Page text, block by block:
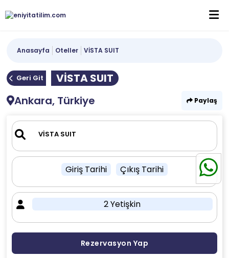
Anasayfa Oteller VİSTA SUIT
Geri Git
VİSTA SUIT
Ankara, Türkiye
Paylaş
Giriş Tarihi Çıkış Tarihi
2 Yetişkin
Rezervasyon Yap